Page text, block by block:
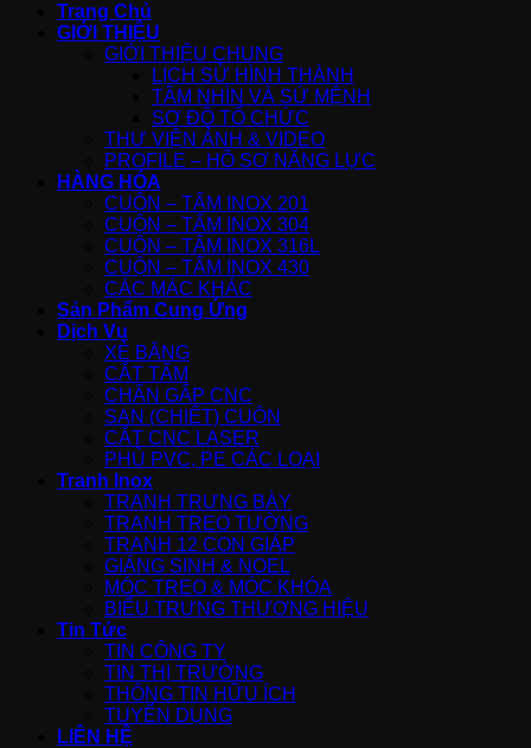
Trang Chủ
GIỚI THIỆU
GIỚI THIỆU CHUNG
LỊCH SỬ HÌNH THÀNH
TẦM NHÌN VÀ SỨ MỆNH
SƠ ĐỒ TỔ CHỨC
THƯ VIỆN ẢNH & VIDEO
PROFILE – HỒ SƠ NĂNG LỰC
HÀNG HÓA
CUỘN – TẤM INOX 201
CUỘN – TẤM INOX 304
CUỘN – TẤM INOX 316L
CUỘN – TẤM INOX 430
CÁC MÁC KHÁC
Sản Phẩm Cung Ứng
Dịch Vụ
XẺ BĂNG
CẮT TẤM
CHẤN GẤP CNC
SAN (CHIẾT) CUỘN
CẮT CNC LASER
PHỦ PVC, PE CÁC LOẠI
Tranh Inox
TRANH TRƯNG BÀY
TRANH TREO TƯỜNG
TRANH 12 CON GIÁP
GIÁNG SINH & NOEL
MÓC TREO & MÓC KHÓA
BIỂU TRƯNG THƯƠNG HIỆU
Tin Tức
TIN CÔNG TY
TIN THỊ TRƯỜNG
THÔNG TIN HỮU ÍCH
TUYỂN DỤNG
LIÊN HỆ